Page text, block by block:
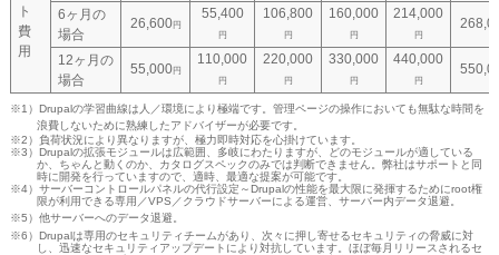
ト
費
用
6ヶ月の
場合
26,600円
55,400
円
106,800
円
160,000
円
214,000
円
12ヶ月の
場合
55,000円
110,000
円
220,000
円
330,000
円
440,000
円
※1） Drupalの学習曲線は人／環境により極端です。管理ページの操作においても無駄な時間を
浪費しないために熟練したアドバイザーが必要です。
※2）負荷状況により異なりますが、極力即時対応を心掛けています。
※3）Drupalの拡張モジュールは広範囲、多岐にわたりますが、どのモジュールが適している
か、ちゃんと動くのか、カタログスペックのみでは判断できません。弊社はサポートと同
時に開発を行っていますので、適時、最適な提案が可能です。
※4）サーバーコントロールパネルの代行設定～Drupalの性能を最大限に発揮するためにroot権
限が利用できる専用／VPS／クラウドサーバーによる運営、サーバー内データ退避。
※5） 他サーバーへのデータ退避。
※6）Drupalは専用のセキュリティチームがあり、次々に押し寄せるセキュリティの脅威に対
し、迅速なセキュリティアップデートにより対抗しています。ほぼ毎月リリースされるセ